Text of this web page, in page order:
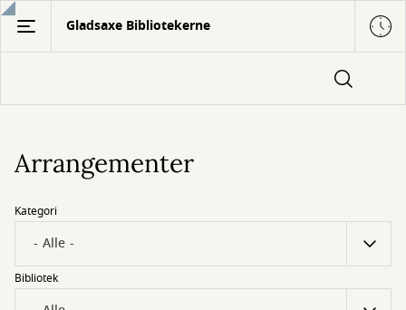
Gå
hovedindhold
Gladsaxe Bibliotekerne
Arrangementer
Kategori
Bibliotek